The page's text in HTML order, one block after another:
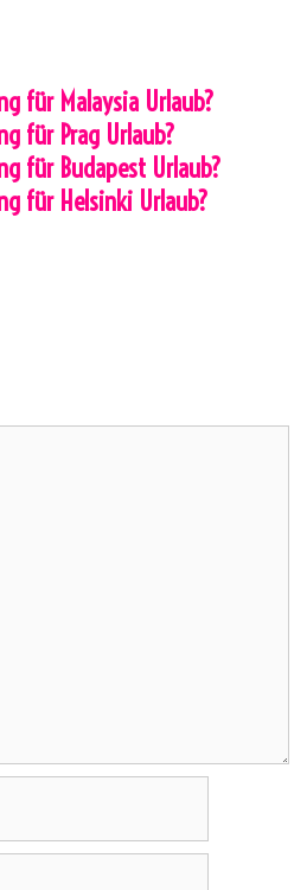
für Malaysia Urlaub?
für Prag Urlaub?
für Budapest Urlaub?
für Helsinki Urlaub?